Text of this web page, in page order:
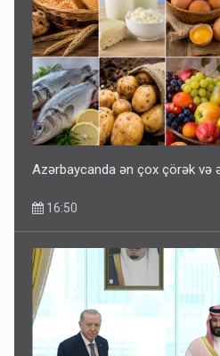
Azərbaycanda ən çox çörək və
16:50